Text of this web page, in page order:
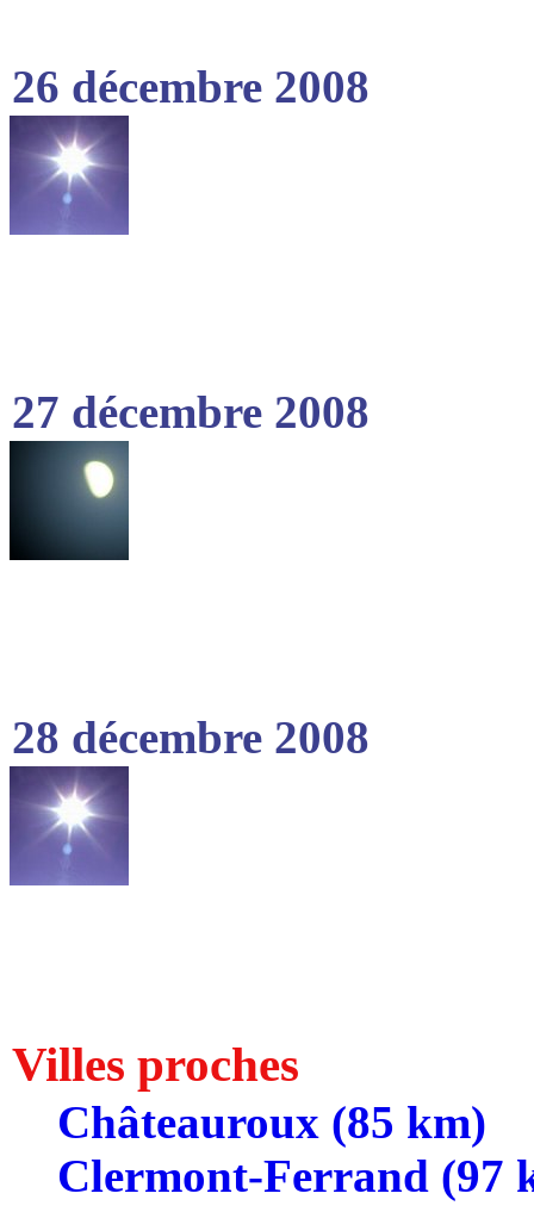
26 décembre 2008
27 décembre 2008
28 décembre 2008
Villes proches
Châteauroux (85 km)
Clermont-Ferrand (97